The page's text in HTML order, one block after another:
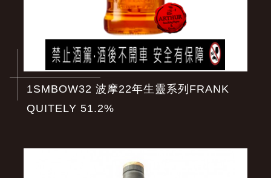
1SMBOW32 波摩22年生靈系列FRANK
QUITELY 51.2%